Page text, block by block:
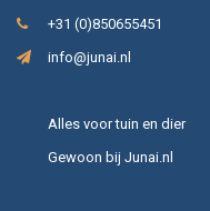
+31 (0)850655451
info@junai.nl
Alles voor tuin en dier
Gewoon bij Junai.nl